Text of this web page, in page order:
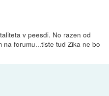
v peesdi. No razen od
na forumu...tiste tud Zika ne bo